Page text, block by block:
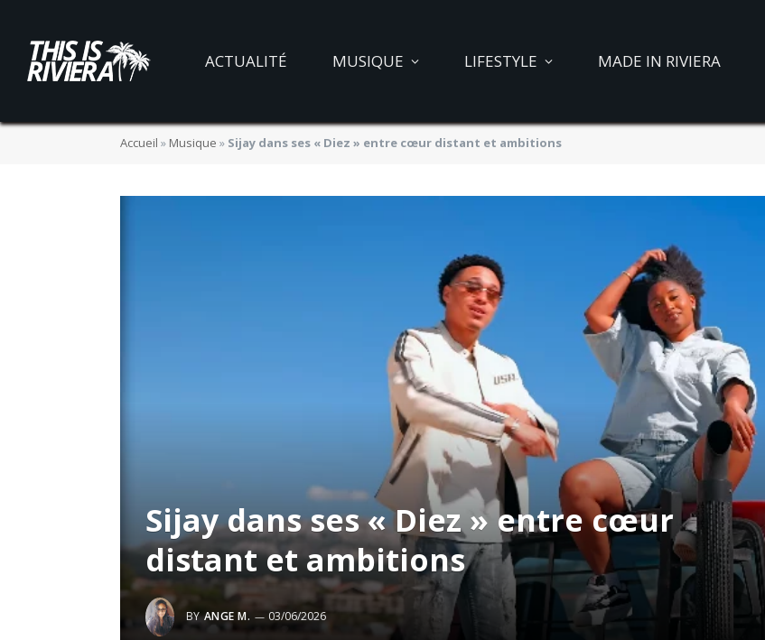
ACTUALITÉ MUSIQUE LIFESTYLE MADE IN RIVIERA
Accueil » Musique » Sijay dans ses « Diez » entre cœur distant et ambitions
Sijay dans ses « Diez » entre cœur
distant et ambitions
BY ANGE M. 03/06/2026